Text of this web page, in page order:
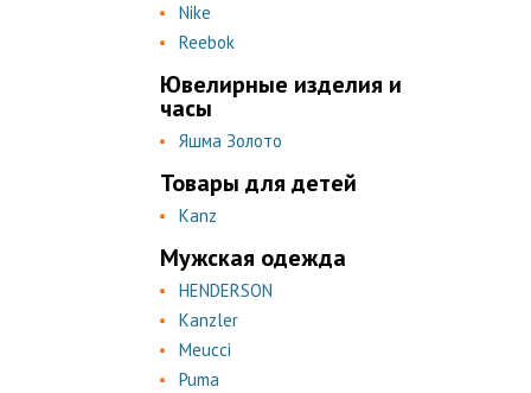
Nike
Reebok
Ювелирные изделия и
часы
Яшма Золото
Товары для детей
Kanz
Мужская одежда
HENDERSON
Kanzler
Meucci
Puma